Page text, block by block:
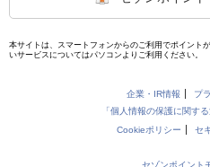
本サイトは、スマートフォンからのご利用でポイント
いサービスについてはパソコンよりご利用ください。
企業・IR情報
プ
「個人情報の保護に関す
Cookieポリシー
セ
セゾンポイント